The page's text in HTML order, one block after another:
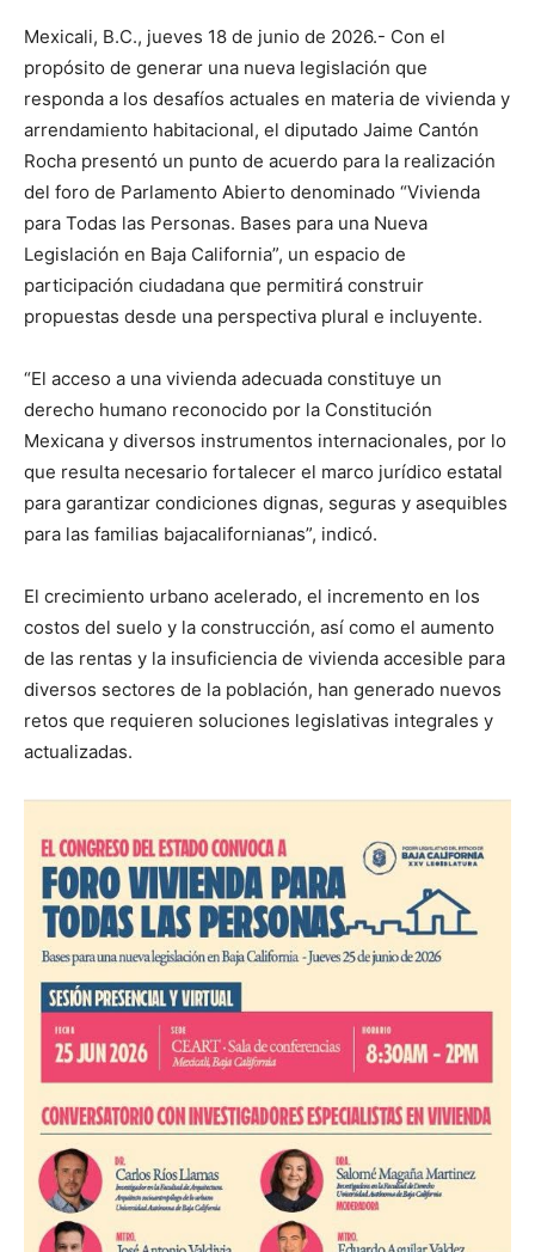
Mexicali, B.C., jueves 18 de junio de 2026.- Con el
propósito de generar una nueva legislación que
responda a los desafíos actuales en materia de vivienda y
arrendamiento habitacional, el diputado Jaime Cantón
Rocha presentó un punto de acuerdo para la realización
del foro de Parlamento Abierto denominado “Vivienda
para Todas las Personas. Bases para una Nueva
Legislación en Baja California”, un espacio de
participación ciudadana que permitirá construir
propuestas desde una perspectiva plural e incluyente.
“El acceso a una vivienda adecuada constituye un
derecho humano reconocido por la Constitución
Mexicana y diversos instrumentos internacionales, por lo
que resulta necesario fortalecer el marco jurídico estatal
para garantizar condiciones dignas, seguras y asequibles
para las familias bajacalifornianas”, indicó.
El crecimiento urbano acelerado, el incremento en los
costos del suelo y la construcción, así como el aumento
de las rentas y la insuficiencia de vivienda accesible para
diversos sectores de la población, han generado nuevos
retos que requieren soluciones legislativas integrales y
actualizadas.